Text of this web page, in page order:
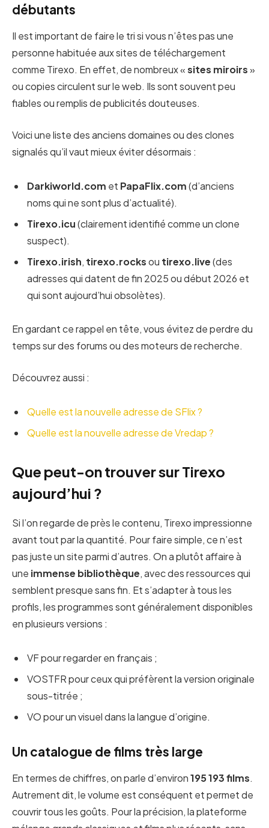
débutants
Il est important de faire le tri si vous n’êtes pas une
personne habituée aux sites de téléchargement
comme Tirexo. En effet, de nombreux «sites miroirs»
ou copies circulent sur le web. Ils sont souvent peu
fiables ou remplis de publicités douteuses.
Voici une liste des anciens domaines ou des clones
signalés qu’il vaut mieux éviter désormais :
Darkiworld.com et PapaFlix.com(d’anciens
noms qui ne sont plus d’actualité).
Tirexo.icu(clairement identifié comme un clone
suspect).
Tirexo.irish, tirexo.rocksou tirexo.live(des
adresses qui datent de fin 2025 ou début 2026 et
qui sont aujourd’hui obsolètes).
En gardant ce rappel en tête, vous évitez de perdre du
temps sur des forums ou des moteurs de recherche.
Découvrez aussi :
Quelle est la nouvelle adresse de SFlix ?
Quelle est la nouvelle adresse de Vredap ?
Que peut-on trouver sur Tirexo
aujourd’hui ?
Si l’on regarde de près le contenu, Tirexo impressionne
avant tout par la quantité. Pour faire simple, ce n’est
pas juste un site parmi d’autres. On a plutôt affaire à
une immense bibliothèque, avec des ressources qui
semblent presque sans fin. Et s’adapter à tous les
profils, les programmes sont généralement disponibles
en plusieurs versions :
VF pour regarder en français ;
VOSTFR pour ceux qui préfèrent la version originale
sous-titrée ;
VO pour un visuel dans la langue d’origine.
Un catalogue de films très large
En termes de chiffres, on parle d’environ195 193 films.
Autrement dit, le volume est conséquent et permet de
couvrir tous les goûts. Pour la précision, la plateforme